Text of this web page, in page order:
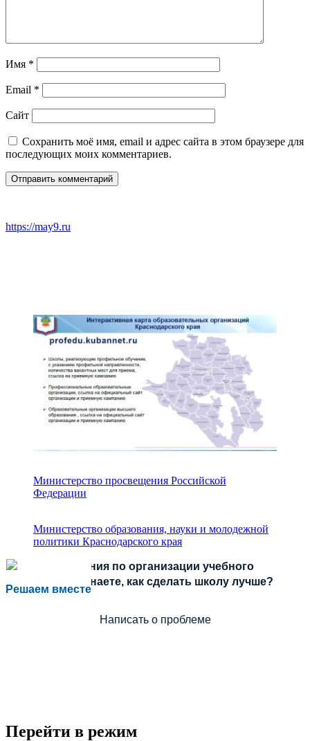
Имя *
Email *
Сайт
Сохранить моё имя, email и адрес сайта в этом браузере для
последующих моих комментариев.
https://may9.ru
Министерство просвещения Российской
Федерации
Министерство образования, науки и молодежной
политики Краснодарского края
Решаем вместе
Есть предложения по организации учебного
процесса или знаете, как сделать школу лучше?
Написать о проблеме
Перейти в режим